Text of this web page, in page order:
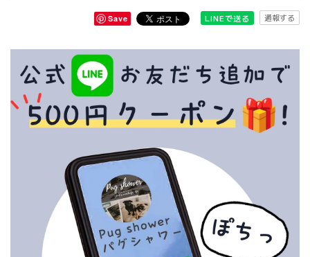
Save LINEで送る 通報する